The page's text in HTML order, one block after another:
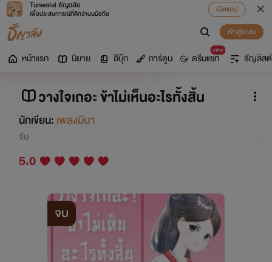
Tunwalai ธัญวลัย
เพื่อประสบการณ์ที่ดีกว่าบนมือถือ
เปิดแอป
เข้าสู่ระบบ
หน้าแรก นิยาย อีบุ๊ก การ์ตูน
มาใหม่
ดรีมแชท ธัญลิสต์
วางใจเถอะ ข้าไม่เห็นอะไรทั้งสิ้น
นักเขียน: เพลงมีนา
จีน
5.0
จบ